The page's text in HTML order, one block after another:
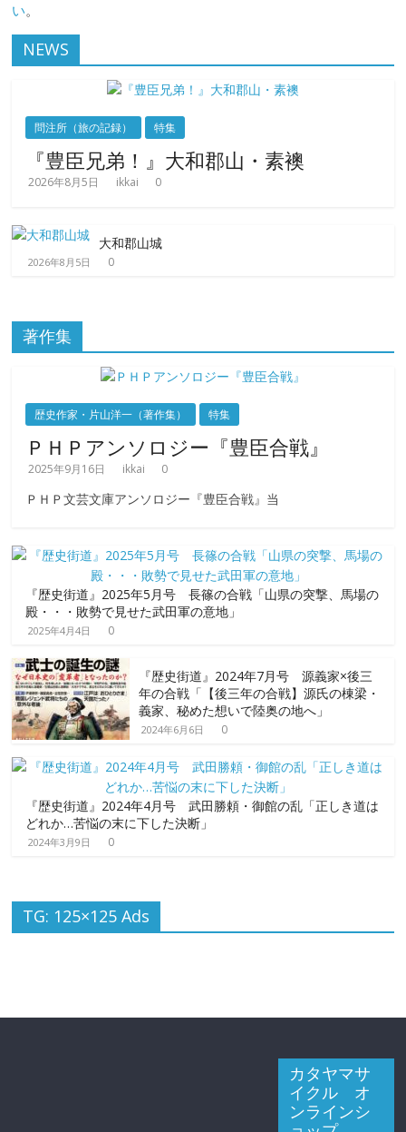
い。
NEWS
問注所（旅の記録） 特集
『豊臣兄弟！』大和郡山・素襖
2026年8月5日 ikkai 0
大和郡山城
2026年8月5日 0
著作集
歴史作家・片山洋一（著作集） 特集
ＰＨＰアンソロジー『豊臣合戦』
2025年9月16日 ikkai 0
ＰＨＰ文芸文庫アンソロジー『豊臣合戦』当
『歴史街道』2025年5月号 長篠の合戦「山県の突撃、馬場の
殿・・・敗勢で見せた武田軍の意地」
2025年4月4日 0
『歴史街道』2024年7月号 源義家×後三
年の合戦「【後三年の合戦】源氏の棟梁・
義家、秘めた想いで陸奥の地へ」
2024年6月6日 0
『歴史街道』2024年4月号 武田勝頼・御館の乱「正しき道は
どれか…苦悩の末に下した決断」
2024年3月9日 0
TG: 125×125 Ads
カタヤマサ
イクル オ
ンラインシ